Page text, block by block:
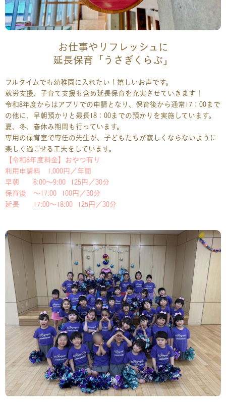
お仕事やリフレッシュに
延長保育「うさぎくらぶ」
フルタイムでも幼稚園に入れたい！嬉しいお声です。
就労支援、子育て支援も含め延長保育を充実させていきます！
令和8年度からはアプリでの申請となり、保育後から通常17：00まで
の他に、早朝預かりと最長18：00までの預かりを実施しています。
夏、冬、春休み期間も行っています。
専用の保育室で専任の先生が、子どもたちが寂しくならないように
楽しく過ごせる工夫をしています。
【令和8年度料金】おやつ有り
利用申請料 1,000円／年間
早朝 8:00〜9:00 125円／30分
保育後 〜17:00 100円／30分
延長 17:00〜18:00 125円／30分